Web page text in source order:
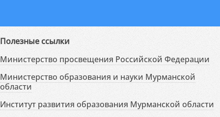
Полезные ссылки
Министерство просвещения Российской Федерации
Министерство образования и науки Мурманской
области
Институт развития образования Мурманской области